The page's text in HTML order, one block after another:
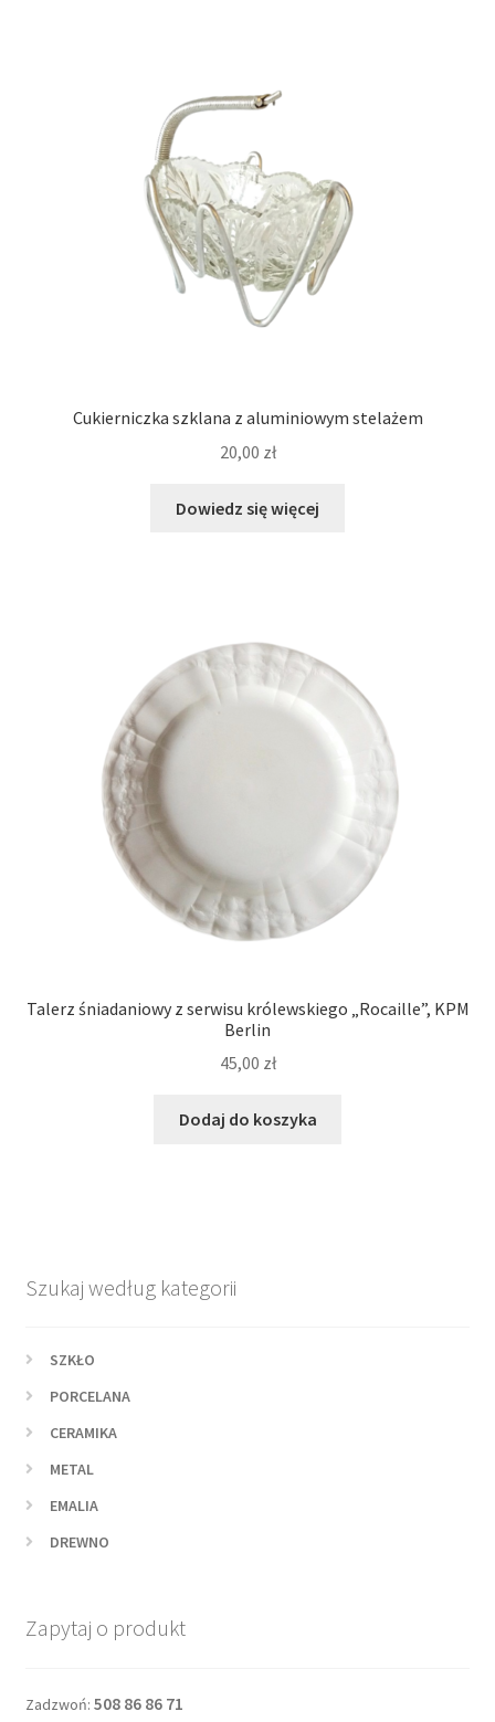
Cukierniczka szklana z aluminiowym stelażem
20,00 zł
Dowiedz się więcej
Talerz śniadaniowy z serwisu królewskiego „Rocaille”, KPM
Berlin
45,00 zł
Dodaj do koszyka
Szukaj według kategorii
SZKŁO
PORCELANA
CERAMIKA
METAL
EMALIA
DREWNO
Zapytaj o produkt
Zadzwoń: 508 86 86 71